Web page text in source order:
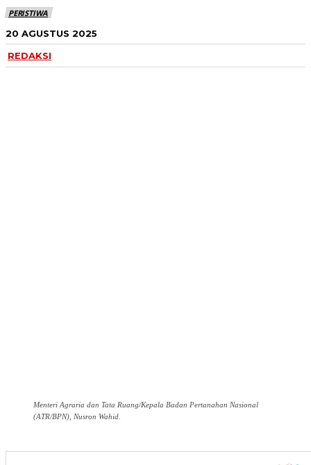
PERISTIWA
20 AGUSTUS 2025
REDAKSI
Menteri Agraria dan Tata Ruang/Kepala Badan Pertanahan Nasional
(ATR/BPN), Nusron Wahid.